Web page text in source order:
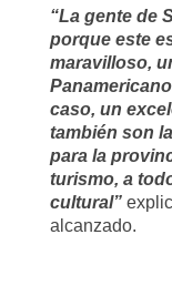
“La gente de
porque este
maravilloso,
caso, un
también son
para la
turismo, a
cultural”
alcanzado.